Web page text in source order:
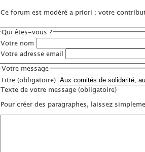
Ce forum est modéré a priori : votre
Qui êtes-vous ?
Votre nom
Votre adresse email
Votre message
Titre (obligatoire)
Texte de votre message (obligatoire)
Pour créer des paragraphes, laissez